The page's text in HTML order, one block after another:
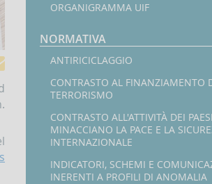
e-
mirate
-
De-
listing
ORGANIGRAMMA UIF
NORMATIVA
ANTIRICICLAGGIO
CONTRASTO AL FINANZIAMENTO
TERRORISMO
CONTRASTO ALL'ATTIVITÀ DEI
MINACCIANO LA PACE E LA
INTERNAZIONALE
INDICATORI, SCHEMI E
INERENTI A PROFILI DI ANOMALIA